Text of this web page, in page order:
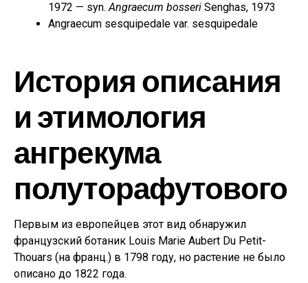
1972 — syn.Angraecum bosseri Senghas, 1973
Angraecum sesquipedale var. sesquipedale
История описания
и этимология
ангрекума
полуторафутового
Первым из европейцев этот вид обнаружил
французский ботаник Louis Marie Aubert Du Petit-
Thouars (на франц.) в 1798 году, но растение не было
описано до 1822 года.